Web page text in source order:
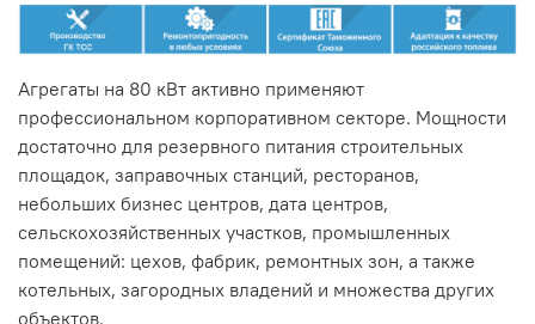
Агрегаты на 80 кВт активно применяют
профессиональном корпоративном секторе. Мощности
достаточно для резервного питания строительных
площадок, заправочных станций, ресторанов,
небольших бизнес центров, дата центров,
сельскохозяйственных участков, промышленных
помещений: цехов, фабрик, ремонтных зон, а также
котельных, загородных владений и множества других
объектов.